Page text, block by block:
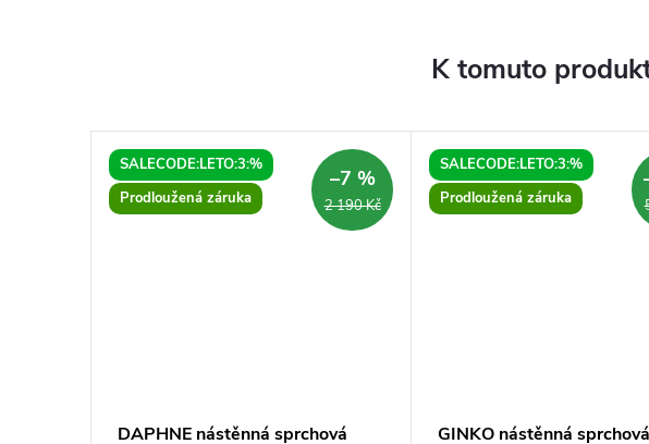
K tomuto
SALECODE:LETO:3:%
Prodloužená záruka
2 190 Kč
–7 %
DAPHNE nástěnná sprchová
SALECODE:LETO:3:%
Prodloužená záruka
GINKO nástěnná sprchová